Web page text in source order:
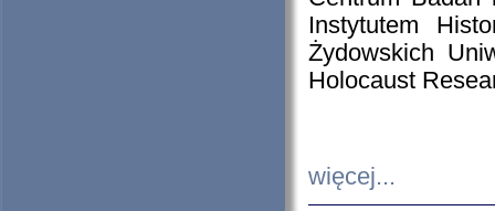
Instytutem
Żydowskich
Holocaust
więcej...